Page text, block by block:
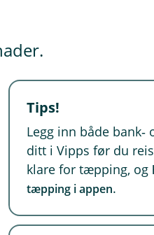
Tips!
Legg inn både
ditt i Vipps før du
klare for tæpping, og
tæpping i appen.